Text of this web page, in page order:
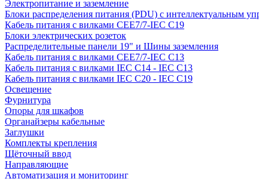
Электропитание и заземление
Блоки распределения питания (PDU) с интеллектуальным
Кабель питания с вилками CEE7/7-IEC C19
Блоки электрических розеток
Распределительные панели 19" и Шины заземления
Кабель питания с вилками CEE7/7-IEC C13
Кабель питания с вилками IEC C14 - IEC C13
Кабель питания с вилками IEC C20 - IEC C19
Освещение
Фурнитура
Опоры для шкафов
Органайзеры кабельные
Заглушки
Комплекты крепления
Щёточный ввод
Направляющие
Автоматизация и мониторинг